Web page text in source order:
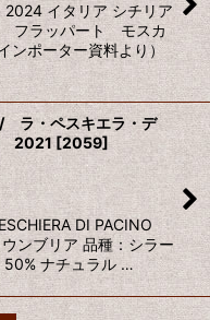
2024 イタリア シチリア
フラッパート モスカ
ンポーター資料より）
ラ・ペスキエラ・デ
2021 [2059]
DI PACINO
ンブリア 品種：シラー
ナチュラル …